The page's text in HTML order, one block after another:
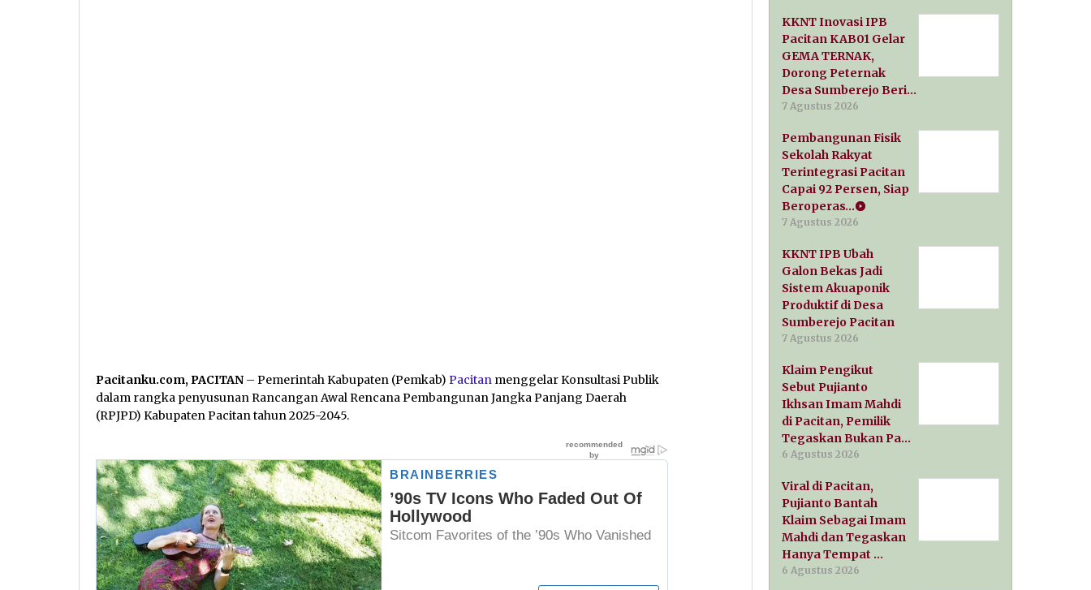
Pacitanku.com, PACITAN – Pemerintah Kabupaten (Pemkab) Pacitan menggelar Konsultasi Publik
dalam rangka penyusunan Rancangan Awal Rencana Pembangunan Jangka Panjang Daerah
(RPJPD) Kabupaten Pacitan tahun 2025-2045.
KKNT Inovasi IPB
Pacitan KAB01 Gelar
GEMA TERNAK,
Dorong Peternak
Desa Sumberejo Beri…
7 Agustus 2026
Pembangunan Fisik
Sekolah Rakyat
Terintegrasi Pacitan
Capai 92 Persen, Siap
Beroperas…
7 Agustus 2026
KKNT IPB Ubah
Galon Bekas Jadi
Sistem Akuaponik
Produktif di Desa
Sumberejo Pacitan
7 Agustus 2026
Klaim Pengikut
Sebut Pujianto
Ikhsan Imam Mahdi
di Pacitan, Pemilik
Tegaskan Bukan Pa…
6 Agustus 2026
Viral di Pacitan,
Pujianto Bantah
Klaim Sebagai Imam
Mahdi dan Tegaskan
Hanya Tempat …
6 Agustus 2026